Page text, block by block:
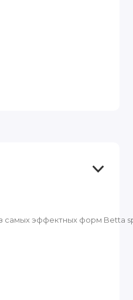
самых эффектных форм Betta